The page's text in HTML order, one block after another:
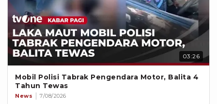
03:26
Mobil Polisi Tabrak Pengendara Motor, Balita 4
Tahun Tewas
News 7/08/2026